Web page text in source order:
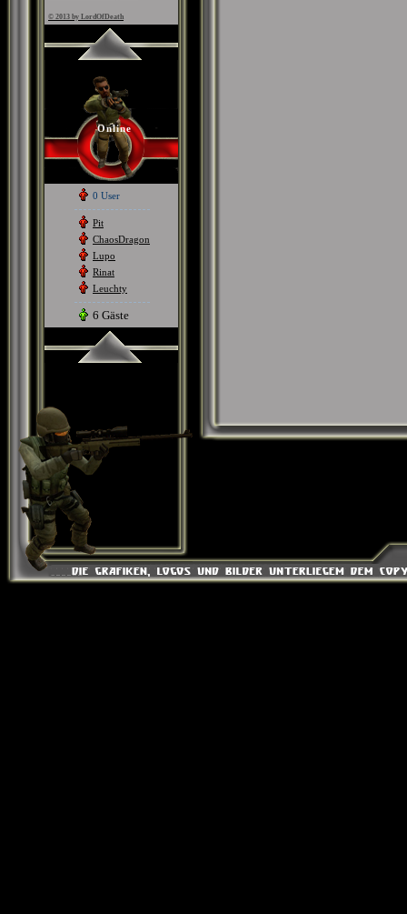
© 2013 by LordOfDeath
Online
0 User
Pit
ChaosDragon
Lupo
Rinat
Leuchty
6 Gäste